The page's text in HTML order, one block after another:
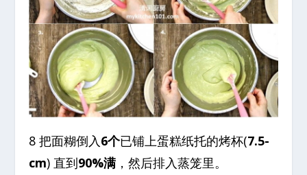
8 把面糊倒入6个已铺上蛋糕纸托的烤杯(7.5-
cm) 直到90%满 ，然后排入蒸笼里。